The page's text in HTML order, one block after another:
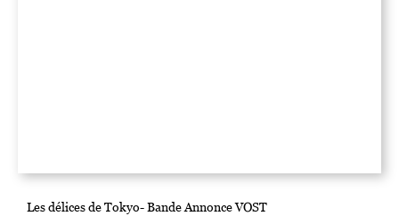
Les délices de Tokyo- Bande Annonce VOST